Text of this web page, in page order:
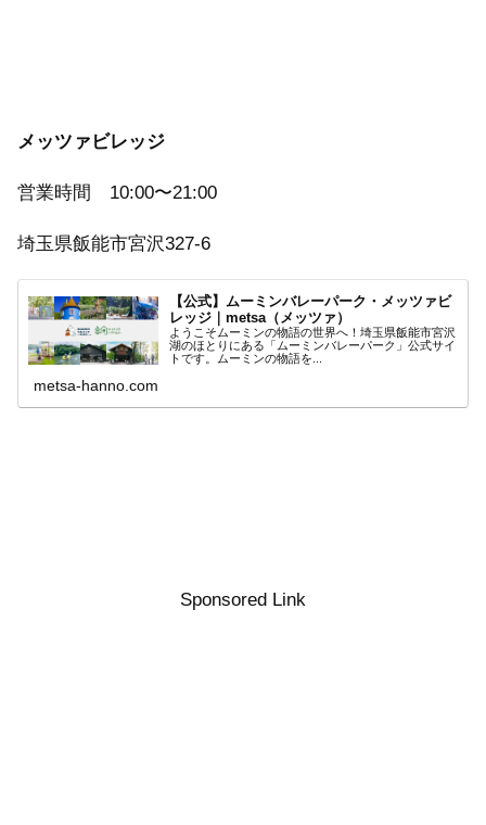
メッツァビレッジ
営業時間 10:00〜21:00
埼玉県飯能市宮沢327-6
【公式】ムーミンバレーパーク・メッツァビ
レッジ｜metsa（メッツァ）
ようこそムーミンの物語の世界へ！埼玉県飯能市宮沢
湖のほとりにある「ムーミンバレーパーク」公式サイ
トです。ムーミンの物語を...
metsa-hanno.com
Sponsored Link